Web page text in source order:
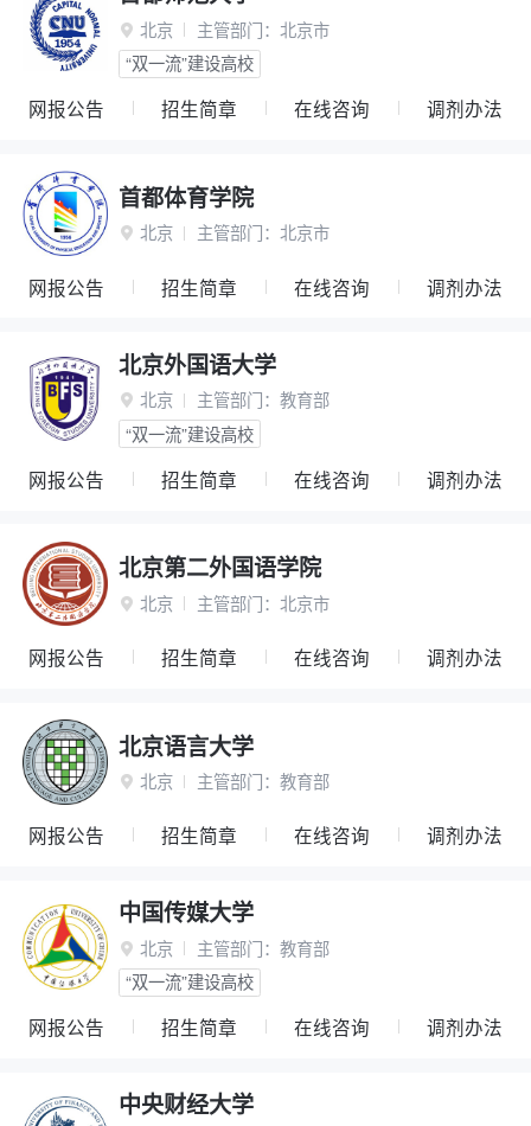
 北京 主管部门： 北京市
“双一流”建设高校
网报公告 招生简章 在线咨询 调剂办法
首都体育学院
 北京 主管部门： 北京市
网报公告 招生简章 在线咨询 调剂办法
北京外国语大学
 北京 主管部门： 教育部
“双一流”建设高校
网报公告 招生简章 在线咨询 调剂办法
北京第二外国语学院
 北京 主管部门： 北京市
网报公告 招生简章 在线咨询 调剂办法
北京语言大学
 北京 主管部门： 教育部
网报公告 招生简章 在线咨询 调剂办法
中国传媒大学
 北京 主管部门： 教育部
“双一流”建设高校
网报公告 招生简章 在线咨询 调剂办法
中央财经大学